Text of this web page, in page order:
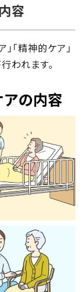
容
「精神的ケア」
われます。